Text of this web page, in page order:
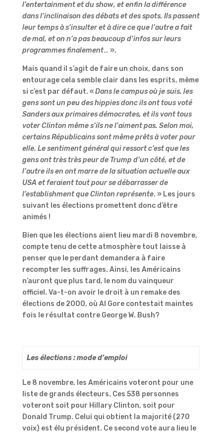
l’entertainment et du show, et enfin la différence
dans l’inclinaison des débats et des spots. Ils passent
leur temps à s’insulter et à dire ce que l’autre a fait
de mal, et on n’a pas beaucoup d’infos sur leurs
programmes finalement… ».
Mais quand il s’agit de faire un choix, dans son
entourage cela semble clair dans les esprits, même
si c’est par défaut. «Dans le campus où je suis, les
gens sont un peu des hippies donc ils ont tous voté
Sanders aux primaires démocrates, et ils vont tous
voter Clinton même s’ils ne l’aiment pas. Selon moi,
certains Républicains sont même prêts à voter pour
elle. Le sentiment général qui ressort c’est que les
gens ont très très peur de Trump d’un côté, et de
l’autre ils en ont marre de la situation actuelle aux
USA et feraient tout pour se débarrasser de
l’establishment que Clinton représente. » Les jours
suivant les élections promettent donc d’être
animés !
Bien que les élections aient lieu mardi 8 novembre,
compte tenu de cette atmosphère tout laisse à
penser que le perdant demandera à faire
recompter les suffrages. Ainsi, les Américains
n’auront que plus tard, le nom du vainqueur
officiel. Va-t-on avoir le droit à un remake des
élections de 2000, où Al Gore contestait maintes
fois le résultat contre George W. Bush?
Les élections : mode d’emploi
Le 8 novembre, les Américains voteront pour une
liste de grands électeurs. Ces 538 personnes
voteront soit pour Hillary Clinton, soit pour
Donald Trump. Celui qui obtient la majorité (270
voix) est élu président. Ce second vote aura lieu le